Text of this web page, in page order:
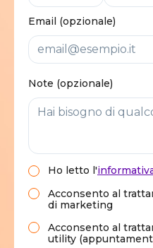
Email (opzionale)
Note (opzionale)
Ho letto l'
Acconsento al
di marketing
Acconsento al
utility